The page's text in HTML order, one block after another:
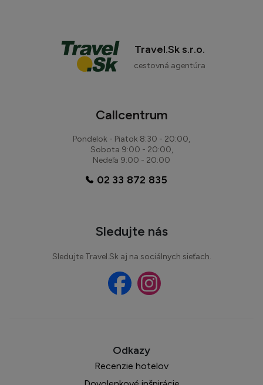
Travel.Sk s.r.o.
cestovná agentúra
Callcentrum
Pondelok - Piatok 8:30 - 20:00,
Sobota 9:00 - 20:00,
Nedeľa 9:00 - 20:00
02 33 872 835
Sledujte nás
Sledujte Travel.Sk aj na sociálnych sieťach.
Recenzie hotelov